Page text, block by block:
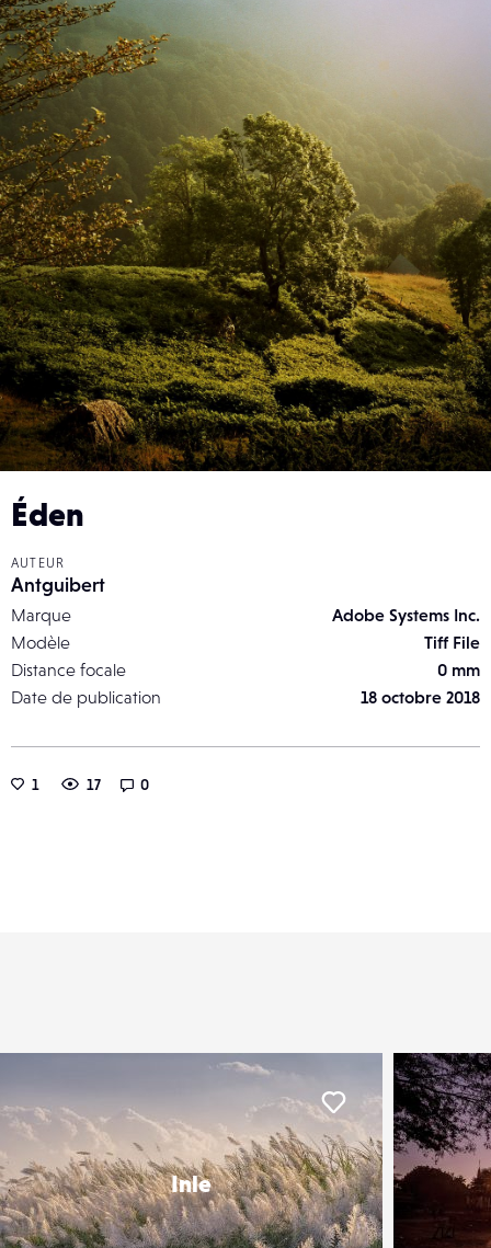
Éden
AUTEUR
Antguibert
Marque
Adobe Systems Inc.
Modèle
Tiff File
Distance focale
0 mm
Date de publication
18 octobre 2018
1 17 0
Inle
Liker